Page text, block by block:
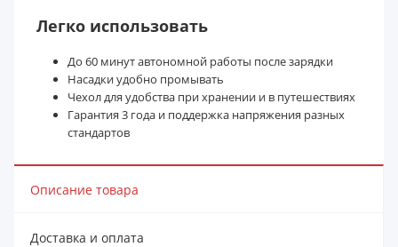
Легко использовать
До 60 минут автономной работы после зарядки
Насадки удобно промывать
Чехол для удобства при хранении и в путешествиях
Гарантия 3 года и поддержка напряжения разных
стандартов
Описание товара
Доставка и оплата